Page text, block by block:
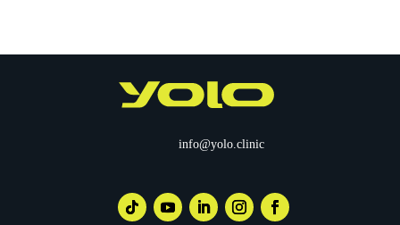
info@yolo.clinic